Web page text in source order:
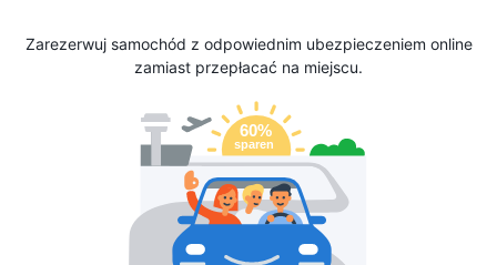
Zarezerwuj samochód z odpowiednim ubezpieczeniem online
zamiast przepłacać na miejscu.